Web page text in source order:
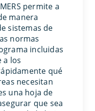
permite a
manera
sistemas de
normas
incluidas
a los
qué
necesitan
una hoja de
que sea